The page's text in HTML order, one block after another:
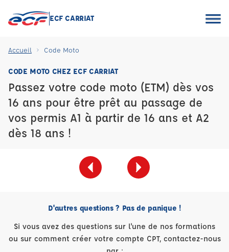
ECF CARRIAT
Accueil Code Moto
CODE MOTO CHEZ ECF CARRIAT
Passez votre code moto (ETM) dès vos
16 ans pour être prêt au passage de
vos permis A1 à partir de 16 ans et A2
dès 18 ans !
D'autres questions ? Pas de panique !
Si vous avez des questions sur l'une de nos formations
ou sur comment créer votre compte CPT, contactez-nous